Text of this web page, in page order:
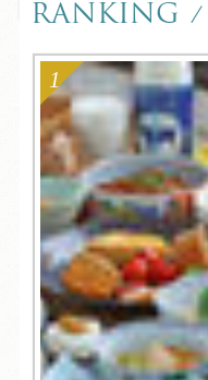
RANKING /